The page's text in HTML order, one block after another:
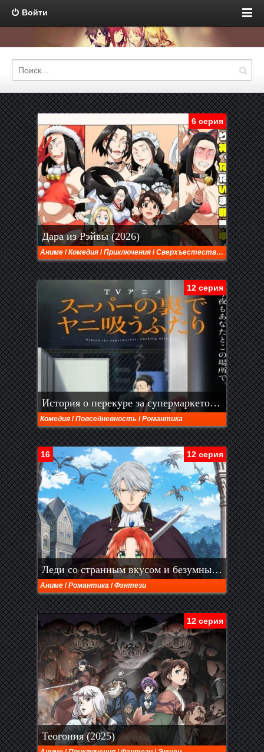
Войти
6 серия
Дара из Рэйвы (2026)
Аниме /Комедия /Приключения /Сверхъестественное
12 серия
История о перекуре за супермаркетом (2026)
Комедия /Повседневность /Романтика
12 серия
16
Леди со странным вкусом и безумный герцог (2025)
Аниме /Романтика /Фэнтези
12 серия
Теогония (2025)